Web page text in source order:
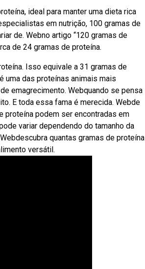
ideal para manter uma dieta rica
em nutrição, 100 gramas de
de. Webno artigo “120 gramas de
de 24 gramas de proteína.
Isso equivale a 31 gramas de
uma das proteínas animais mais
emagrecimento. Webquando se pensa
E toda essa fama é merecida. Webde
proteína podem ser encontradas em
variar dependendo do tamanho da
quantas gramas de proteína
versátil.